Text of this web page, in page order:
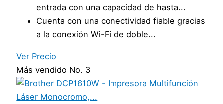
entrada con una capacidad de hasta...
Cuenta con una conectividad fiable gracias
a la conexión Wi-Fi de doble...
Ver Precio
Más vendido No. 3